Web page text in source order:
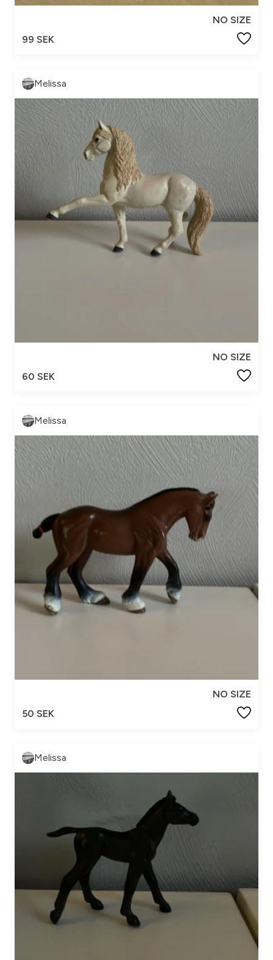
NO SIZE
99 SEK
Melissa
NO SIZE
60 SEK
Melissa
NO SIZE
50 SEK
Melissa